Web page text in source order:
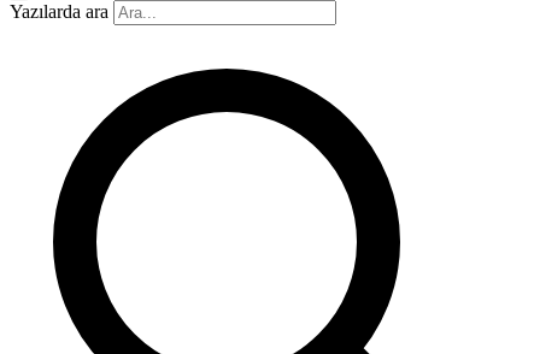
Yazılarda ara